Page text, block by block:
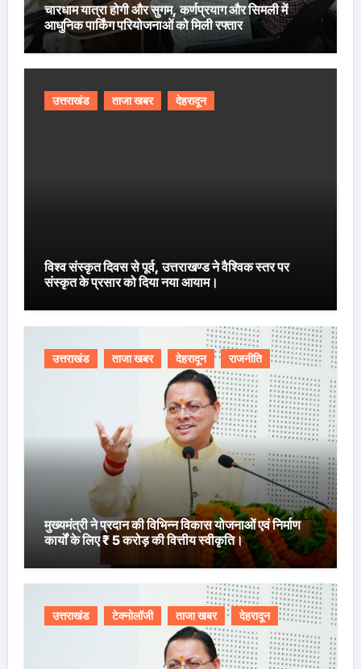
चारधाम यात्रा होगी और सुगम, कर्णप्रयाग और सिमली में
आधुनिक पार्किंग परियोजनाओं को मिली रफ्तार
उत्तराखंड ताजा खबर देहरादून
विश्व संस्कृत दिवस से पूर्व, उत्तराखण्ड ने वैश्विक स्तर पर
संस्कृत के प्रसार को दिया नया आयाम।
उत्तराखंड ताजा खबर देहरादून राजनीति
मुख्यमंत्री ने प्रदान की विभिन्न विकास योजनाओं एवं निर्माण
कार्यों के लिए ₹ 5 करोड़ की वित्तीय स्वीकृति।
उत्तराखंड टेक्नोलॉजी ताजा खबर देहरादून